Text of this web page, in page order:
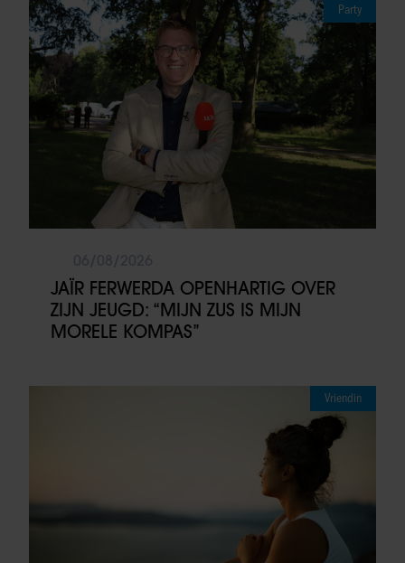
Party
JAÏR FERWERDA OPENHARTIG OVER
ZIJN JEUGD: “MIJN ZUS IS MIJN
MORELE KOMPAS”
Vriendin